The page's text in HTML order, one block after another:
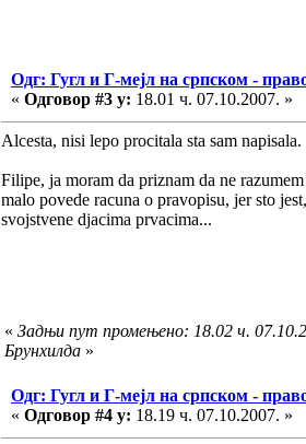
Одг: Гугл и Г-мејл на српском -
« Одговор #3 у: 18.01 ч. 07.10.2007. »
Alcesta, nisi lepo procitala sta sam
Filipe, ja moram da priznam da ne
malo povede racuna o pravopisu, jer sto
svojstvene djacima prvacima...
« Задњи пут промењено: 18.02 ч.
Брунхилда »
Одг: Гугл и Г-мејл на српском -
« Одговор #4 у: 18.19 ч. 07.10.2007. »